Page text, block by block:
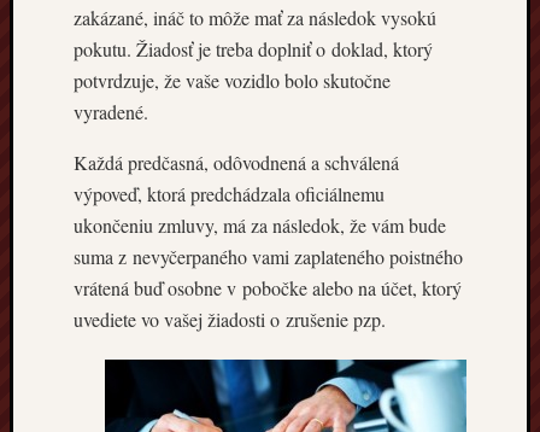
zakázané, ináč to môže mať za následok vysokú
pokutu. Žiadosť je treba doplniť o doklad, ktorý
potvrdzuje, že vaše vozidlo bolo skutočne
vyradené.
Každá predčasná, odôvodnená a schválená
výpoveď, ktorá predchádzala oficiálnemu
ukončeniu zmluvy, má za následok, že vám bude
suma z nevyčerpaného vami zaplateného poistného
vrátená buď osobne v pobočke alebo na účet, ktorý
uvediete vo vašej žiadosti o zrušenie pzp.